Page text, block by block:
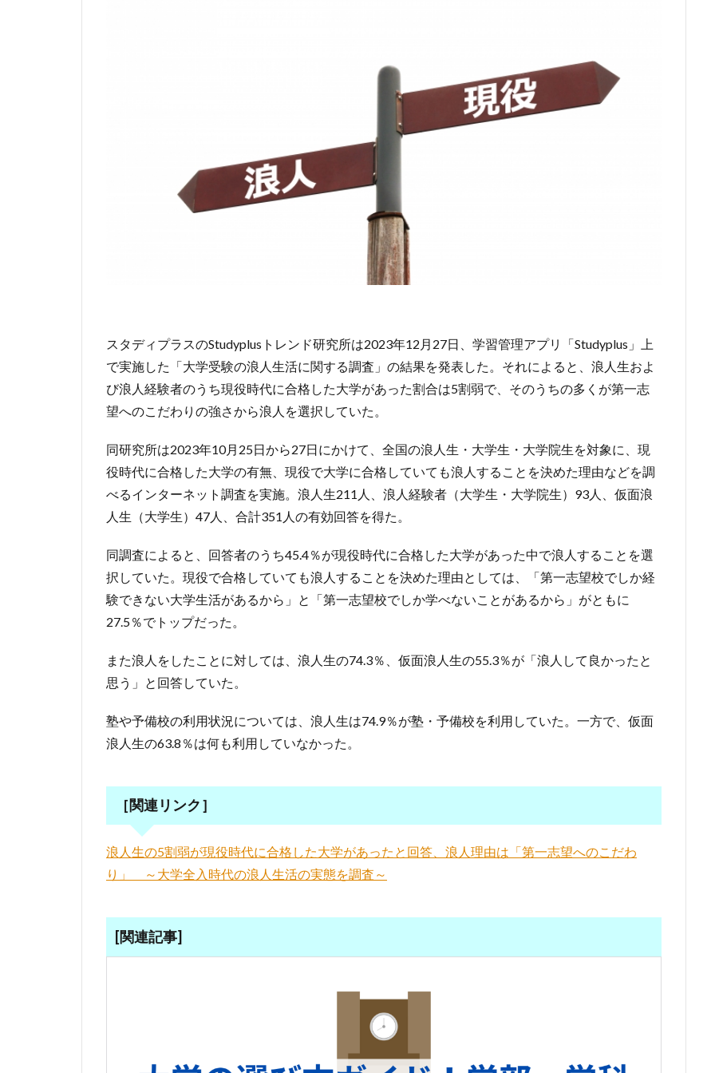
スタディプラスのStudyplusトレンド研究所は2023年12月27日、学習管理アプリ「Studyplus」上
で実施した「大学受験の浪人生活に関する調査」の結果を発表した。それによると、浪人生およ
び浪人経験者のうち現役時代に合格した大学があった割合は5割弱で、そのうちの多くが第一志
望へのこだわりの強さから浪人を選択していた。
同研究所は2023年10月25日から27日にかけて、全国の浪人生・大学生・大学院生を対象に、現
役時代に合格した大学の有無、現役で大学に合格していても浪人することを決めた理由などを調
べるインターネット調査を実施。浪人生211人、浪人経験者（大学生・大学院生）93人、仮面浪
人生（大学生）47人、合計351人の有効回答を得た。
同調査によると、回答者のうち45.4％が現役時代に合格した大学があった中で浪人することを選
択していた。現役で合格していても浪人することを決めた理由としては、「第一志望校でしか経
験できない大学生活があるから」と「第一志望校でしか学べないことがあるから」がともに
27.5％でトップだった。
また浪人をしたことに対しては、浪人生の74.3％、仮面浪人生の55.3％が「浪人して良かったと
思う」と回答していた。
塾や予備校の利用状況については、浪人生は74.9％が塾・予備校を利用していた。一方で、仮面
浪人生の63.8％は何も利用していなかった。
［関連リンク］
浪人生の5割弱が現役時代に合格した大学があったと回答、浪人理由は「第一志望へのこだわ
り」 ～大学全入時代の浪人生活の実態を調査～
[関連記事]